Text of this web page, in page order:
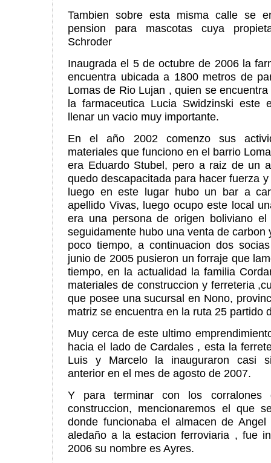
Tambien sobre esta misma calle se
pension para mascotas cuya
Schroder
Inaugrada el 5 de octubre de 2006 la
encuentra ubicada a 1800 metros de
Lomas de Rio Lujan , quien se
la farmaceutica Lucia Swidzinski este
llenar un vacio muy importante.
En el año 2002 comenzo sus
materiales que funciono en el barrio
era Eduardo Stubel, pero a raiz de un
quedo descapacitada para hacer fuerza
luego en este lugar hubo un bar a
apellido Vivas, luego ocupo este local
era una persona de origen boliviano
seguidamente hubo una venta de carbon
poco tiempo, a continuacion dos
junio de 2005 pusieron un forraje que
tiempo, en la actualidad la familia
materiales de construccion y ferreteria
que posee una sucursal en Nono,
matriz se encuentra en la ruta 25 partido
Muy cerca de este ultimo
hacia el lado de Cardales , esta la
Luis y Marcelo la inauguraron casi
anterior en el mes de agosto de 2007.
Y para terminar con los corralones
construccion, mencionaremos el que
donde funcionaba el almacen de
aledaño a la estacion ferroviaria , fue
2006 su nombre es Ayres.